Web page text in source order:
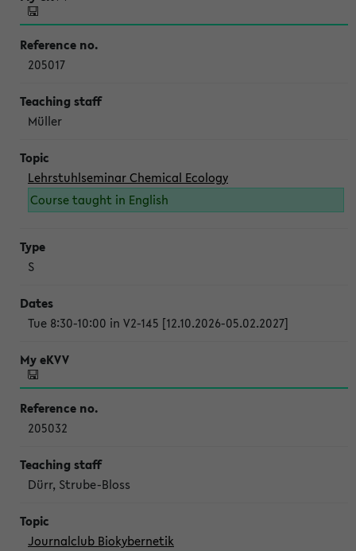
205017
Müller
Lehrstuhlseminar Chemical Ecology
Course taught in English
S
Tue 8:30-10:00 in V2-145 [12.10.2026-05.02.2027]
205032
Dürr, Strube-Bloss
Journalclub Biokybernetik